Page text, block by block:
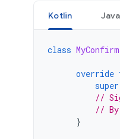
Kotlin Java
class
override
super
//
// By
}